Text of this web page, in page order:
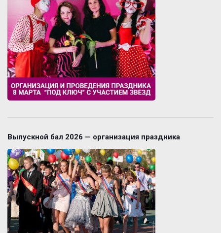
Выпускной бал 2026 — организация праздника